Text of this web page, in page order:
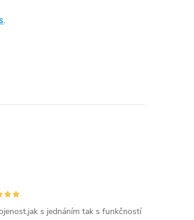
.
s jednáním tak s funkčností